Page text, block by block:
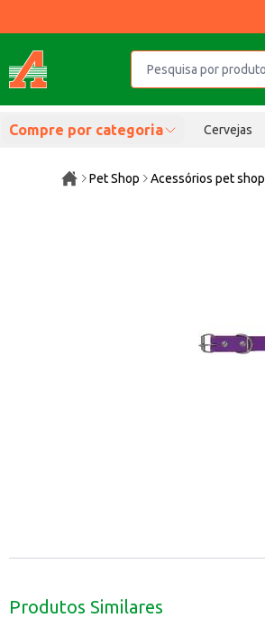
Compre por categoria Cervejas
Pet Shop Acessórios pet shop
Produtos Similares